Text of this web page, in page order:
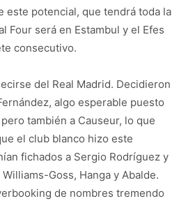
este potencial, que tendrá toda la
Four será en Estambul y el Efes
consecutivo.
del Real Madrid. Decidieron
algo esperable puesto
también a Causeur, lo que
el club blanco hizo este
fichados a Sergio Rodríguez y
Goss, Hanga y Abalde.
de nombres tremendo